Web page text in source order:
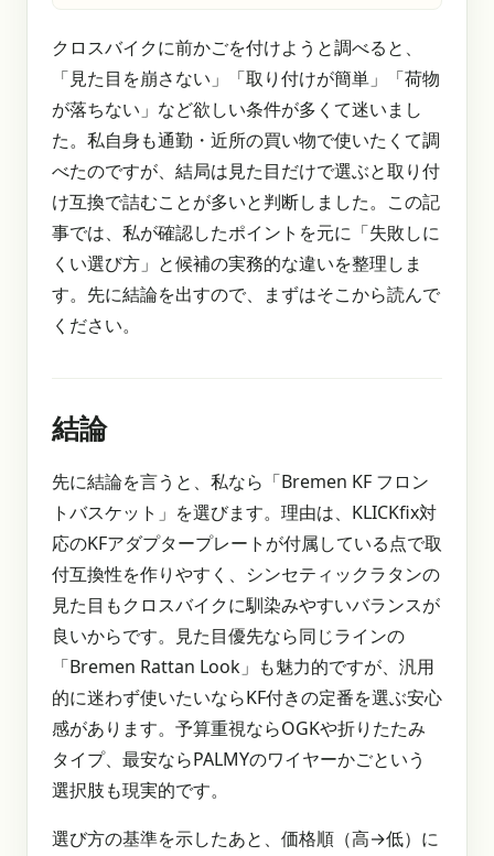
クロスバイクに前かごを付けようと調べると、
「見た目を崩さない」「取り付けが簡単」「荷物
が落ちない」など欲しい条件が多くて迷いまし
た。私自身も通勤・近所の買い物で使いたくて調
べたのですが、結局は見た目だけで選ぶと取り付
け互換で詰むことが多いと判断しました。この記
事では、私が確認したポイントを元に「失敗しに
くい選び方」と候補の実務的な違いを整理しま
す。先に結論を出すので、まずはそこから読んで
ください。
結論
先に結論を言うと、私なら「Bremen KF フロン
トバスケット」を選びます。理由は、KLICKfix対
応のKFアダプタープレートが付属している点で取
付互換性を作りやすく、シンセティックラタンの
見た目もクロスバイクに馴染みやすいバランスが
良いからです。見た目優先なら同じラインの
「Bremen Rattan Look」も魅力的ですが、汎用
的に迷わず使いたいならKF付きの定番を選ぶ安心
感があります。予算重視ならOGKや折りたたみ
タイプ、最安ならPALMYのワイヤーかごという
選択肢も現実的です。
選び方の基準を示したあと、価格順（高→低）に